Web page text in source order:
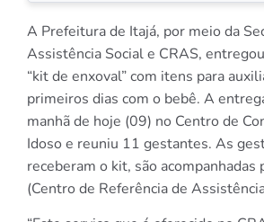
A Prefeitura de Itajá, por meio da
Assistência Social e CRAS,
“kit de enxoval” com itens para
primeiros dias com o bebê. A
manhã de hoje (09) no Centro de
Idoso e reuniu 11 gestantes. As
receberam o kit, são acompanhadas
(Centro de Referência de